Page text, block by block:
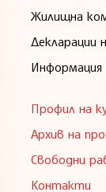
Жилищна
Декларации
Профил на
Архив на
Свободни
Контакти